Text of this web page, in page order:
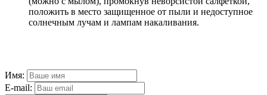
положить в место защищенное от пыли и недоступное
солнечным лучам и лампам накаливания.
Имя:
E-mail: